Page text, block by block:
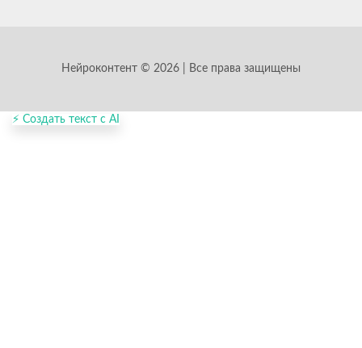
Нейроконтент © 2026 | Все права защищены
⚡ Создать текст с AI